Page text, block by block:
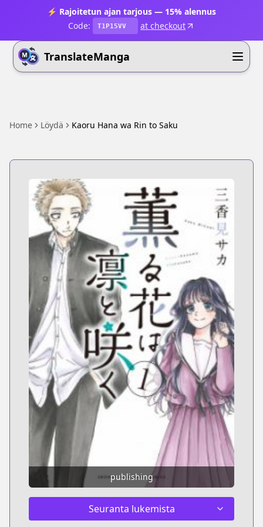
⚡ Rajoitetun ajan tarjous — 15% alennus
Code:
T1P15VV at checkout
TranslateManga
Home Löydä Kaoru Hana wa Rin to Saku
publishing
Seuranta lukemista